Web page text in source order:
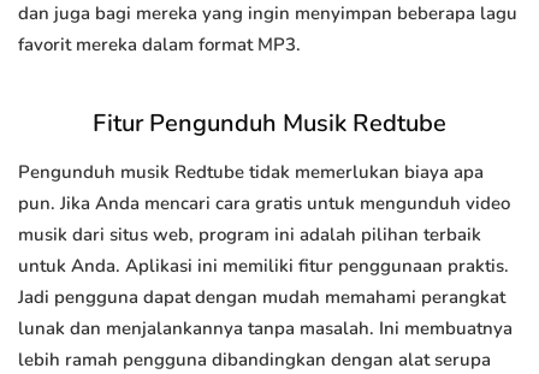
dan juga bagi mereka yang ingin menyimpan beberapa lagu
favorit mereka dalam format MP3.
Fitur Pengunduh Musik Redtube
Pengunduh musik Redtube tidak memerlukan biaya apa
pun. Jika Anda mencari cara gratis untuk mengunduh video
musik dari situs web, program ini adalah pilihan terbaik
untuk Anda. Aplikasi ini memiliki fitur penggunaan praktis.
Jadi pengguna dapat dengan mudah memahami perangkat
lunak dan menjalankannya tanpa masalah. Ini membuatnya
lebih ramah pengguna dibandingkan dengan alat serupa